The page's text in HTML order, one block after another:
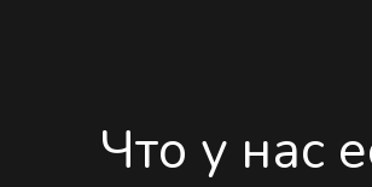
Что у нас